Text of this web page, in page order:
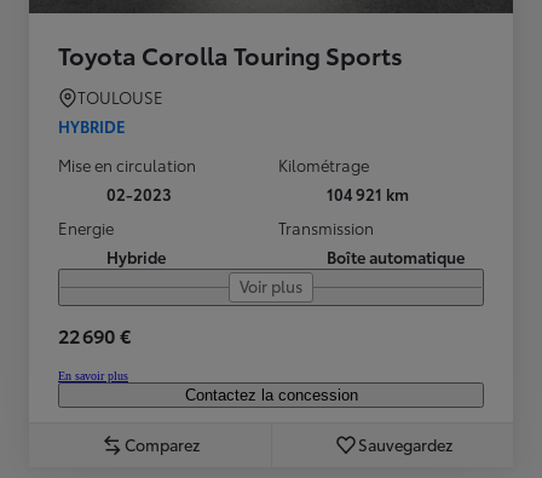
Toyota Corolla Touring Sports
TOULOUSE
HYBRIDE
Mise en circulation
02-2023
Kilométrage
104 921 km
Energie
Hybride
Transmission
Boîte automatique
Voir plus
22 690 €
En savoir plus
Contactez la concession
Comparez Sauvegardez